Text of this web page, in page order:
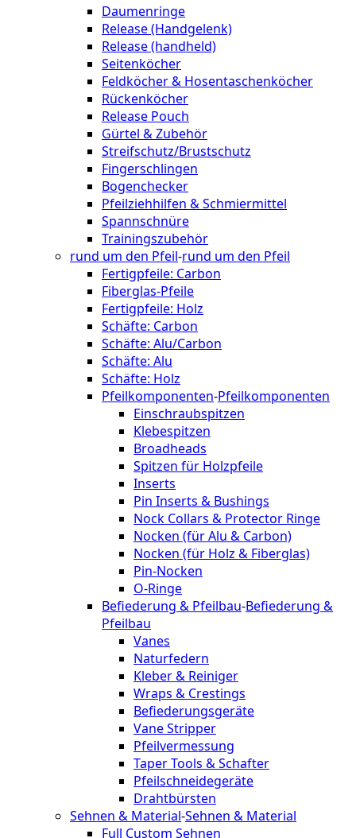
Daumenringe
Release (Handgelenk)
Release (handheld)
Seitenköcher
Feldköcher & Hosentaschenköcher
Rückenköcher
Release Pouch
Gürtel & Zubehör
Streifschutz/Brustschutz
Fingerschlingen
Bogenchecker
Pfeilziehhilfen & Schmiermittel
Spannschnüre
Trainingszubehör
rund um den Pfeil-rund um den Pfeil
Fertigpfeile: Carbon
Fiberglas-Pfeile
Fertigpfeile: Holz
Schäfte: Carbon
Schäfte: Alu/Carbon
Schäfte: Alu
Schäfte: Holz
Pfeilkomponenten-Pfeilkomponenten
Einschraubspitzen
Klebespitzen
Broadheads
Spitzen für Holzpfeile
Inserts
Pin Inserts & Bushings
Nock Collars & Protector Ringe
Nocken (für Alu & Carbon)
Nocken (für Holz & Fiberglas)
Pin-Nocken
O-Ringe
Befiederung & Pfeilbau-Befiederung &
Pfeilbau
Vanes
Naturfedern
Kleber & Reiniger
Wraps & Crestings
Befiederungsgeräte
Vane Stripper
Pfeilvermessung
Taper Tools & Schafter
Pfeilschneidegeräte
Drahtbürsten
Sehnen & Material-Sehnen & Material
Full Custom Sehnen